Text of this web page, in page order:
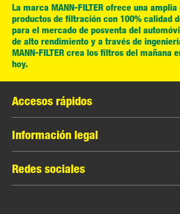
La marca MANN-FILTER ofrece una
productos de filtración con 100% calidad
para el mercado de posventa del
de alto rendimiento y a través de
MANN-FILTER crea los filtros del mañana
hoy.
Accesos rápidos
Catálogo MANN-FILTER
Buscador de distribuidores
Contacto
Información legal
Privacidad de datos
Aviso legal
Redes sociales